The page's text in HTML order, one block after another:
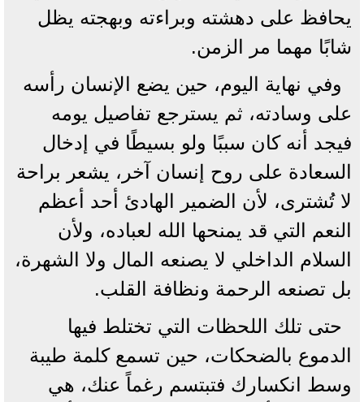
يحافظ على دهشته وبراءته وبهجته يظل
شابًا مهما مر الزمن.
وفي نهاية اليوم، حين يضع الإنسان رأسه
على وسادته، ثم يسترجع تفاصيل يومه
فيجد أنه كان سببًا ولو بسيطًا في إدخال
السعادة على روح إنسان آخر، يشعر براحة
لا تُشترى، لأن الضمير الهادئ أحد أعظم
النعم التي قد يمنحها الله لعباده، ولأن
السلام الداخلي لا يصنعه المال ولا الشهرة،
بل تصنعه الرحمة ونظافة القلب.
حتى تلك اللحظات التي تختلط فيها
الدموع بالضحكات، حين تسمع كلمة طيبة
وسط انكسارك فتبتسم رغماً عنك، هي